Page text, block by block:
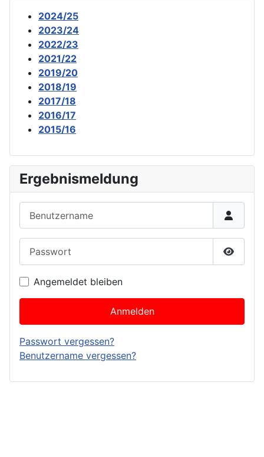
2024/25
2023/24
2022/23
2021/22
2019/20
2018/19
2017/18
2016/17
2015/16
Ergebnismeldung
Angemeldet bleiben
Anmelden
Passwort vergessen?
Benutzername vergessen?